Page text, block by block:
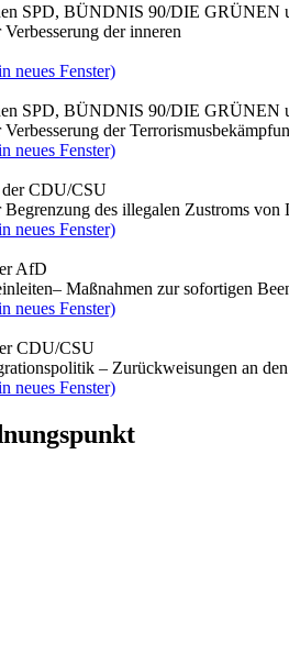
SPD, BÜNDNIS 90/DIE GRÜNEN
der inneren
neues Fenster)
SPD, BÜNDNIS 90/DIE GRÜNEN
der
neues Fenster)
der CDU/CSU
des illegalen Zustroms
neues Fenster)
AfD
Maßnahmen zur sofortigen
neues Fenster)
CDU/CSU
– Zurückweisungen an
neues Fenster)